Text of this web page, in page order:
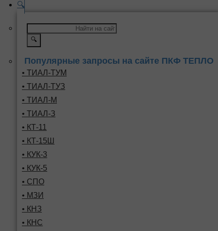
🔍
🔍
Популярные запросы на сайте ПКФ ТЕПЛО
• ТИАЛ-ТУМ
• ТИАЛ-ТУЗ
• ТИАЛ-М
• ТИАЛ-З
• КТ-11
• КТ-15Ш
• КУК-3
• КУК-5
• СПО
• МЗИ
• КНЗ
• КНС